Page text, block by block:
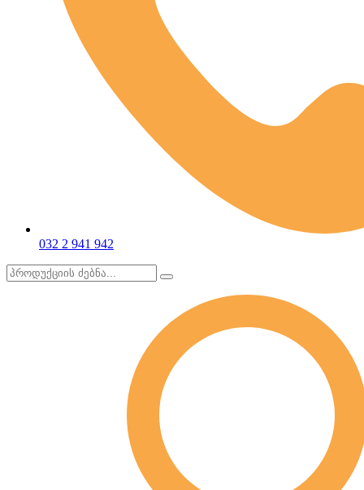
032 2 941 942